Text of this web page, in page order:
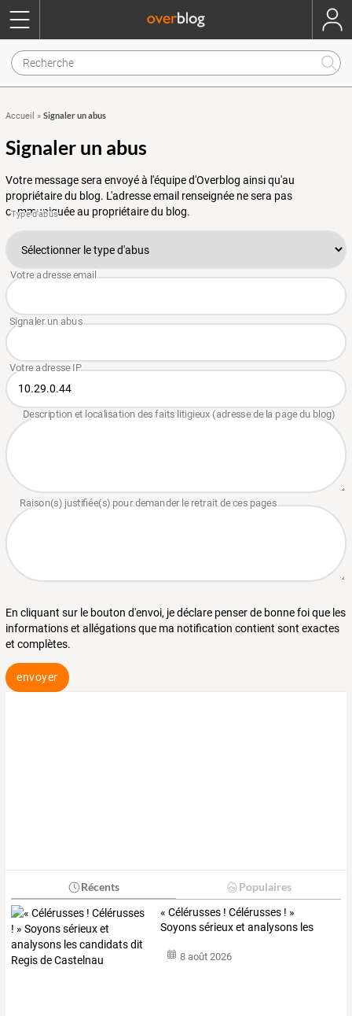
Accueil » Signaler un abus
Signaler un abus
Votre message sera envoyé à l'équipe d'Overblog ainsi qu'au
propriétaire du blog. L'adresse email renseignée ne sera pas
communiquée au propriétaire du blog.
En cliquant sur le bouton d'envoi, je déclare penser de bonne foi que les
informations et allégations que ma notification contient sont exactes
et complètes.
envoyer
Récents Populaires
« Célérusses ! Célérusses ! »
Soyonssérieuxet analysons les
8 août 2026